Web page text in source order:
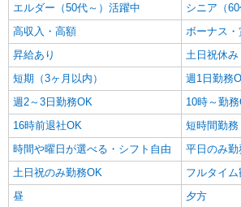
エルダー（50代～）活躍中
シニア（
高収入・高額
ボーナス・
昇給あり
土日祝休み
短期（3ヶ月以内）
週1日勤務
週2～3日勤務OK
10時～勤
16時前退社OK
短時間勤
時間や曜日が選べる・シフト自由
平日のみ勤
土日祝のみ勤務OK
フルタイム
昼
夕方